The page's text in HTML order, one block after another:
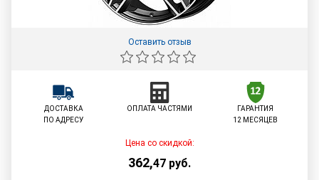
Оставить отзыв
ДОСТАВКА
ПО АДРЕСУ
ОПЛАТА ЧАСТЯМИ
ГАРАНТИЯ
12 МЕСЯЦЕВ
Цена со скидкой:
362,47 руб.